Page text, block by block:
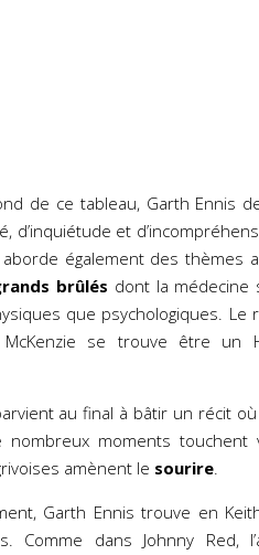
de ce tableau, Garth Ennis
d’inquiétude et
également des thèmes
brûlés dont la médecine
que psychologiques. Le
se trouve être un
au final à bâtir un récit
nombreux moments touchent
amènent le sourire.
Garth Ennis trouve en
Comme dans Johnny Red,